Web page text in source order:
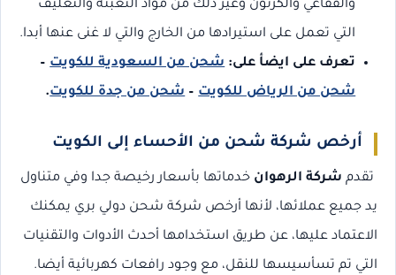
والفقاعي والكرتون وغير ذلك من مواد التعبئة والتغليف
التي تعمل على استيرادها من الخارج والتي لا غنى عنها أبدا.
تعرف على ايضأ على:شحن من السعودية للكويت–
شحن من الرياض للكويت–شحن من جدة للكويت.
أرخص شركة شحن من الأحساء إلى الكويت
تقدم شركة الرهوان خدماتها بأسعار رخيصة جدا وفي متناول
يد جميع عملائها، لأنها أرخص شركة شحن دولي بري يمكنك
الاعتماد عليها، عن طريق استخدامها أحدث الأدوات والتقنيات
التي تم تسأسيسها للنقل، مع وجود رافعات كهربائية أيضا.